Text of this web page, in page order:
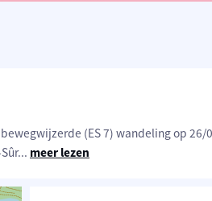
(ES 7) wandeling op 26/
... meer lezen